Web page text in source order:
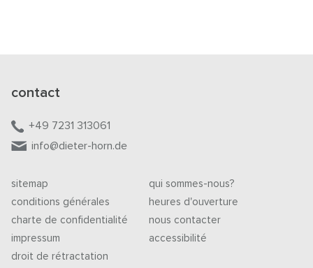
contact
+49 7231 313061
info@dieter-horn.de
sitemap
conditions générales
charte de confidentialité
impressum
droit de rétractation
qui sommes-nous?
heures d'ouverture
nous contacter
accessibilité